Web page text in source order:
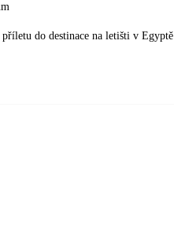
do destinace na letišti v